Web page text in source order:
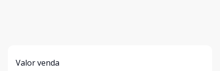
Valor venda